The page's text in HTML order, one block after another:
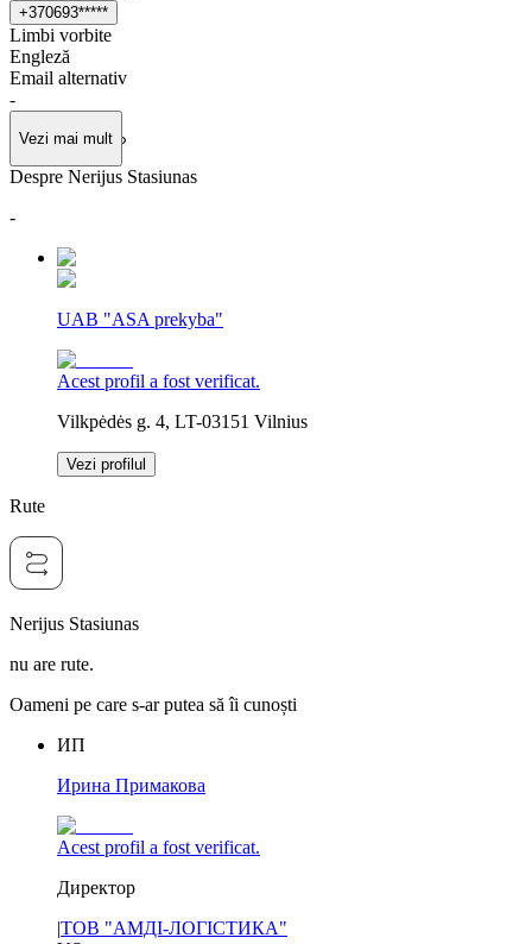
+370693*****
Limbi vorbite
Engleză
Email alternativ
-
Vezi mai mult
Despre Nerijus Stasiunas
-
UAB "ASA prekyba"
Acest profil a fost verificat.
Vilkpėdės g. 4, LT-03151 Vilnius
Vezi profilul
Rute
Nerijus Stasiunas
nu are rute.
Oameni pe care s-ar putea să îi cunoști
ИП
Ирина Примакова
Acest profil a fost verificat.
Директор
|ТОВ "АМДІ-ЛОГІСТИКА"